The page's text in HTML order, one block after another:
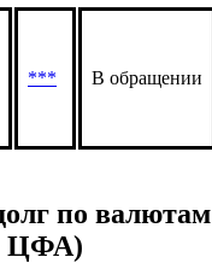
*** В обращении
по валютам
ЦФА)